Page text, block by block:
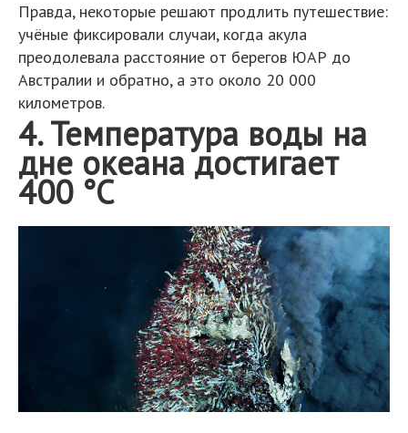
Правда, некоторые решают продлить путешествие:
учёные фиксировали случаи, когда акула
преодолевала расстояние от берегов ЮАР до
Австралии и обратно, а это около 20 000
километров.
4. Температура воды на
дне океана достигает
400 °С